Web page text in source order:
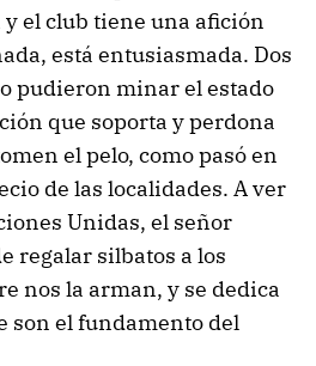
el club tiene una afición
está entusiasmada. Dos
pudieron minar el estado
que soporta y perdona
el pelo, como pasó en
de las localidades. A ver
Unidas, el señor
regalar silbatos a los
nos la arman, y se dedica
son el fundamento del